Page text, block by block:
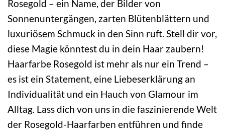
Rosegold – ein Name, der Bilder von
Sonnenuntergängen, zarten Blütenblättern und
luxuriösem Schmuck in den Sinn ruft. Stell dir vor,
diese Magie könntest du in dein Haar zaubern!
Haarfarbe Rosegold ist mehr als nur ein Trend –
es ist ein Statement, eine Liebeserklärung an
Individualität und ein Hauch von Glamour im
Alltag. Lass dich von uns in die faszinierende Welt
der Rosegold-Haarfarben entführen und finde